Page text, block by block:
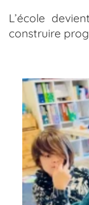
L’école
construire